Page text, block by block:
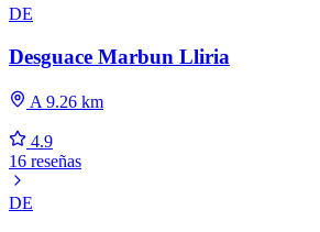
DE
Desguace Marbun Lliria
A 9.26 km
4.9
16 reseñas
DE